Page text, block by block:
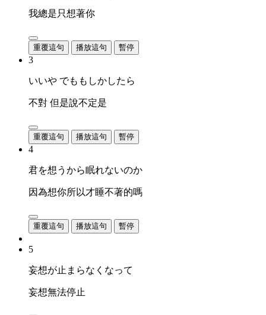
我總是只想著你
重覆這句 播放這句 暫停
3
いいや でももしかしたら
不對 但是說不定是
重覆這句 播放這句 暫停
4
君を想うから眠れないのか
因為想你所以才睡不著的嗎
重覆這句 播放這句 暫停
5
妄想が止まらなくなって
妄想無法停止